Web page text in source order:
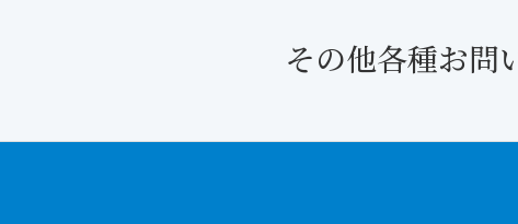
その他各種お問